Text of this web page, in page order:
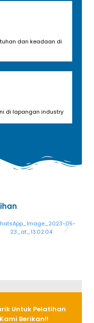
dan keadaan di
di lapangan industry
Untuk Pelatihan
Berikan!!